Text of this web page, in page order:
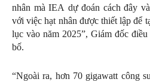
nhân mà IEA dự đoán cách đây
với việc hạt nhân được thiết lập để
lục vào năm 2025”, Giám đốc
bố.
“Ngoài ra, hơn 70 gigawatt công